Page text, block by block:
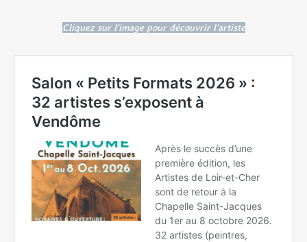
Cliquez sur l'image pour découvrir l'artiste